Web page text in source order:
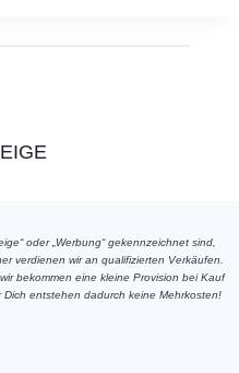
oder „Werbung“ gekennzeichnet sind,
verdienen wir an qualifizierten Verkäufen.
bekommen eine kleine Provision bei Kauf
entstehen dadurch keine Mehrkosten!